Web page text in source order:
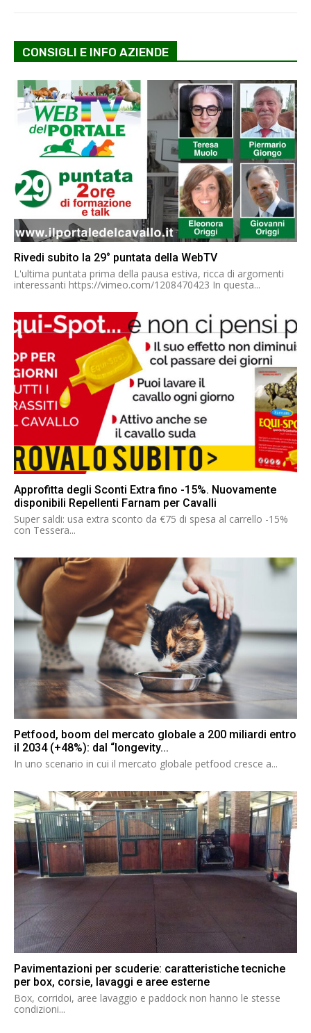
CONSIGLI E INFO AZIENDE
Rivedi subito la 29° puntata della WebTV
L'ultima puntata prima della pausa estiva, ricca di argomenti
interessanti https://vimeo.com/1208470423 In questa...
Approfitta degli Sconti Extra fino -15%. Nuovamente
disponibili Repellenti Farnam per Cavalli
Super saldi: usa extra sconto da €75 di spesa al carrello -15%
con Tessera...
Petfood, boom del mercato globale a 200 miliardi entro
il 2034 (+48%): dal “longevity...
In uno scenario in cui il mercato globale petfood cresce a...
Pavimentazioni per scuderie: caratteristiche tecniche
per box, corsie, lavaggi e aree esterne
Box, corridoi, aree lavaggio e paddock non hanno le stesse
condizioni...